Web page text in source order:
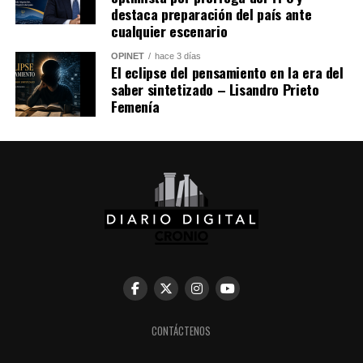
destaca preparación del país ante
cualquier escenario
OPINET hace 3 días
El eclipse del pensamiento en la era del
saber sintetizado – Lisandro Prieto
Femenía
CONTÁCTENOS